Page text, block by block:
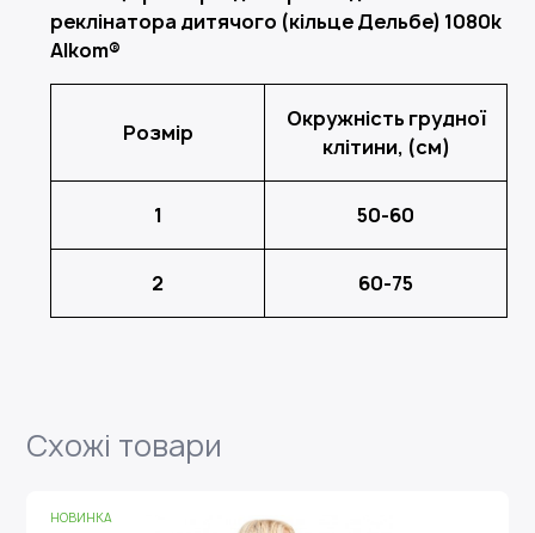
реклінатора дитячого (кільце Дельбе) 1080k
Alkom®
Розмір
Окружність грудної
клітини, (см)
1 50-60
2 60-75
Схожі товари